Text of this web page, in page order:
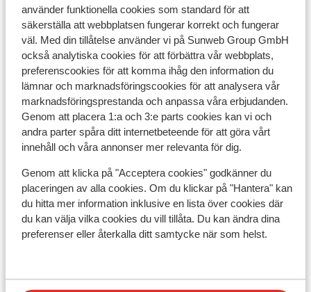
använder funktionella cookies som standard för att
säkerställa att webbplatsen fungerar korrekt och fungerar
väl. Med din tillåtelse använder vi på Sunweb Group GmbH
också analytiska cookies för att förbättra vår webbplats,
preferenscookies för att komma ihåg den information du
lämnar och marknadsföringscookies för att analysera vår
marknadsföringsprestanda och anpassa våra erbjudanden.
Genom att placera 1:a och 3:e parts cookies kan vi och
andra parter spåra ditt internetbeteende för att göra vårt
innehåll och våra annonser mer relevanta för dig.
Genom att klicka på "Acceptera cookies" godkänner du
placeringen av alla cookies. Om du klickar på "Hantera" kan
du hitta mer information inklusive en lista över cookies där
du kan välja vilka cookies du vill tillåta. Du kan ändra dina
preferenser eller återkalla ditt samtycke när som helst.
Liftkort
Skidskola
Utrustning
Andra boenden i Les Sybelles
Chalet la Marmotte
Chalets des Ecrins